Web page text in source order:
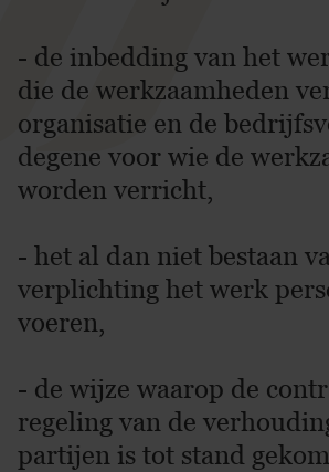
- de inbedding van het
die de werkzaamheden
organisatie en de
degene voor wie de
worden verricht,
- het al dan niet bestaan
verplichting het werk
voeren,
- de wijze waarop de
regeling van de
partijen is tot stand